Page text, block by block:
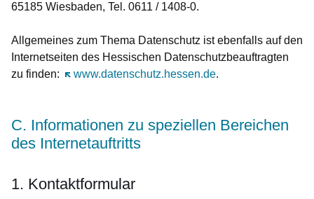
65185 Wiesbaden, Tel. 0611 / 1408-0.
Allgemeines zum Thema Datenschutz ist ebenfalls auf den
Internetseiten des Hessischen Datenschutzbeauftragten
zu finden:
www.datenschutz.hessen.de
Öffnet sich in einem neuen Fenster
.
C. Informationen zu speziellen Bereichen
des Internetauftritts
1. Kontaktformular